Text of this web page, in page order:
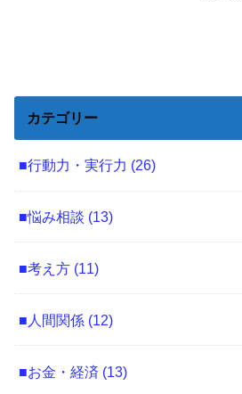
カテゴリー
■行動力・実行力 (26)
■悩み相談 (13)
■考え方 (11)
■人間関係 (12)
■お金・経済 (13)